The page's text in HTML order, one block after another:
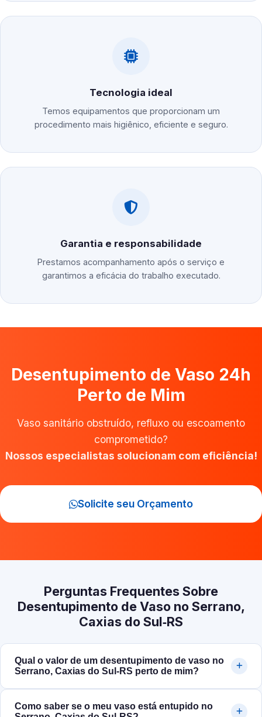
Tecnologia ideal
Temos equipamentos que proporcionam um
procedimento mais higiênico, eficiente e seguro.
Garantia e responsabilidade
Prestamos acompanhamento após o serviço e
garantimos a eficácia do trabalho executado.
Desentupimento de Vaso 24h
Perto de Mim
Vaso sanitário obstruído, refluxo ou escoamento
comprometido?
Nossos especialistas solucionam com eficiência!
Solicite seu Orçamento
Perguntas Frequentes Sobre
Desentupimento de Vaso no Serrano,
Caxias do Sul‑RS
Qual o valor de um desentupimento de vaso no
Serrano, Caxias do Sul‑RS perto de mim?
Como saber se o meu vaso está entupido no